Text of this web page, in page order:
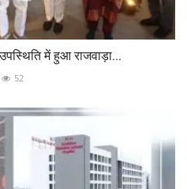
में हुआ राजवाड़ा...
52